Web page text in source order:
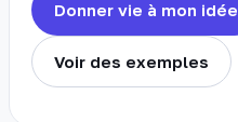
Donner vie à mon idée
Voir des exemples